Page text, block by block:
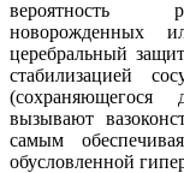
вероятность
новорожденных
церебральный
стабилизацией
вызывают
самым
обусловленной